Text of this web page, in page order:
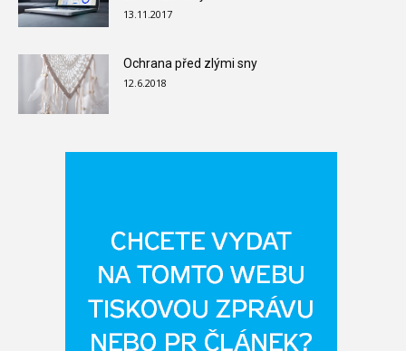
13.11.2017
Ochrana před zlými sny
12.6.2018